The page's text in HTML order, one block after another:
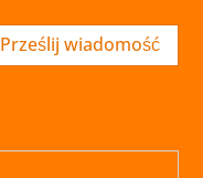
Prześlij wiadomość